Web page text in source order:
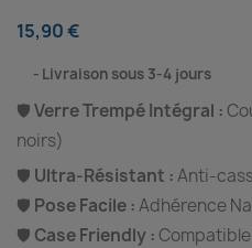
15,90 €
Livraison sous 3-4 jours
🛡️Verre Trempé Intégral :
noirs)
🛡️ Ultra-Résistant :Anti-
🛡️ Pose Facile :Adhérence
🛡️ Case Friendly :